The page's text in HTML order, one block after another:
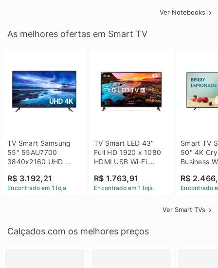
Ver Notebooks
As melhores ofertas em Smart TV
TV Smart Samsung
55" 55AU7700
3840x2160 UHD
Bluetooth
R$ 3.192,21
Encontrado em 1 loja
TV Smart LED 43"
Full HD 1920 x 1080
HDMI USB Wi-Fi
43LM631C0SB LG
R$ 1.763,91
Encontrado em 1 loja
Smart TV
50" 4K
Business
R$
Encontrado
Ver Smart TVs
Calçados com os melhores preços